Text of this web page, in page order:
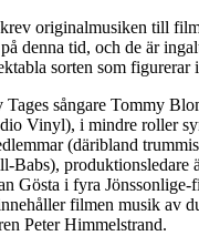
originalmusiken till
denna tid, och de är
sorten som figurerar
Tages sångare Tommy
Vinyl), i mindre roller
(däribland
Babs), produktionsledare
Gösta i fyra
filmen musik av
Peter Himmelstrand.